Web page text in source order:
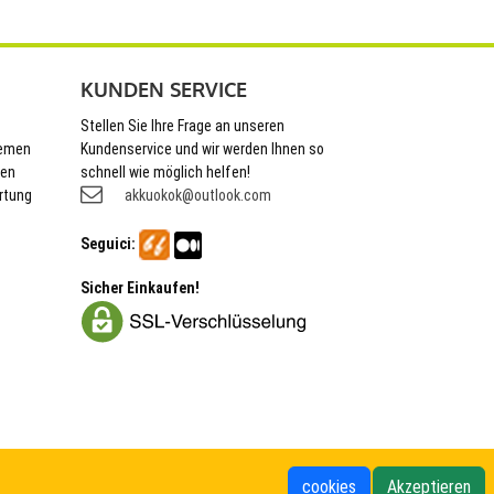
KUNDEN SERVICE
Stellen Sie Ihre Frage an unseren
Kundenservice und wir werden Ihnen so
schnell wie möglich helfen!
akkuokok@outlook.com
Seguici:
Sicher Einkaufen!
cookies Akzeptieren